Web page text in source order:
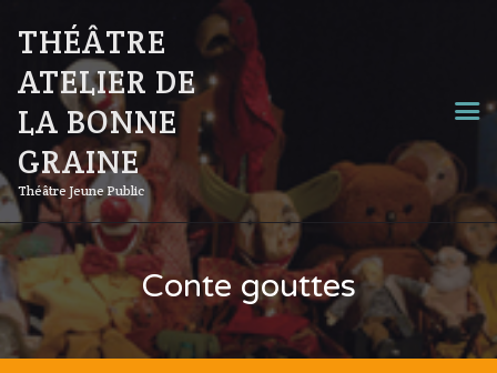
THÉÂTRE
ATELIER DE
LA BONNE
GRAINE
Théâtre Jeune Public
Conte gouttes